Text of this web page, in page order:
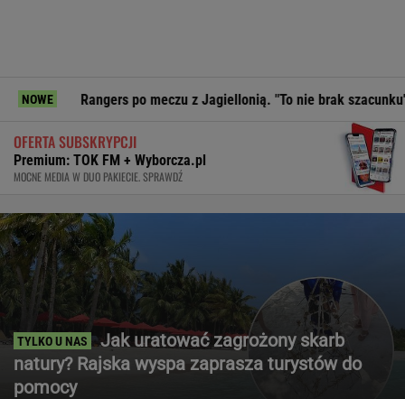
NOWE po meczu z Jagiellonią. "To nie brak szacunku"
OFERTA SUBSKRYPCJI
Premium: TOK FM + Wyborcza.pl
MOCNE MEDIA W DUO PAKIECIE. SPRAWDŹ
Jak uratować zagrożony skarb
natury? Rajska wyspa zaprasza turystów do
pomocy